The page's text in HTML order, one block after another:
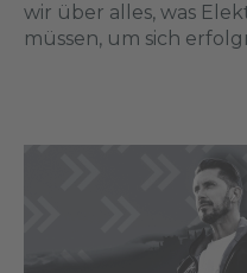
wir über alles, was
müssen, um sich